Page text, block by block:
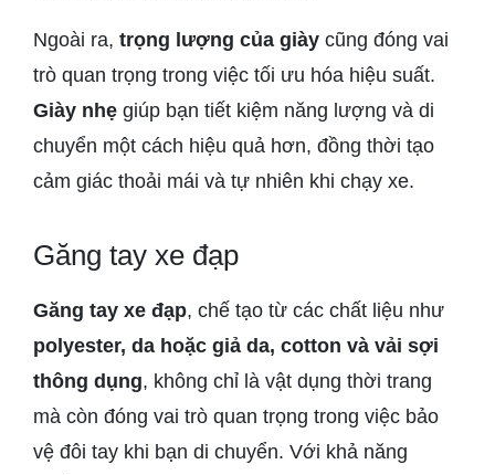
Ngoài ra, trọng lượng của giày cũng đóng vai
trò quan trọng trong việc tối ưu hóa hiệu suất.
Giày nhẹ giúp bạn tiết kiệm năng lượng và di
chuyển một cách hiệu quả hơn, đồng thời tạo
cảm giác thoải mái và tự nhiên khi chạy xe.
Găng tay xe đạp
Găng tay xe đạp, chế tạo từ các chất liệu như
polyester, da hoặc giả da, cotton và vải sợi
thông dụng, không chỉ là vật dụng thời trang
mà còn đóng vai trò quan trọng trong việc bảo
vệ đôi tay khi bạn di chuyển. Với khả năng